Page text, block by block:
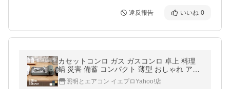
違反報告 いいね 0
カセットコンロ ガス ガスコンロ 卓上 料理
鍋 災害 備蓄 コンパクト 薄型 おしゃれ アウ
トドア 防災 アイリスオーヤマ IGC-E1-H
照明とエアコン イエプロYahoo!店